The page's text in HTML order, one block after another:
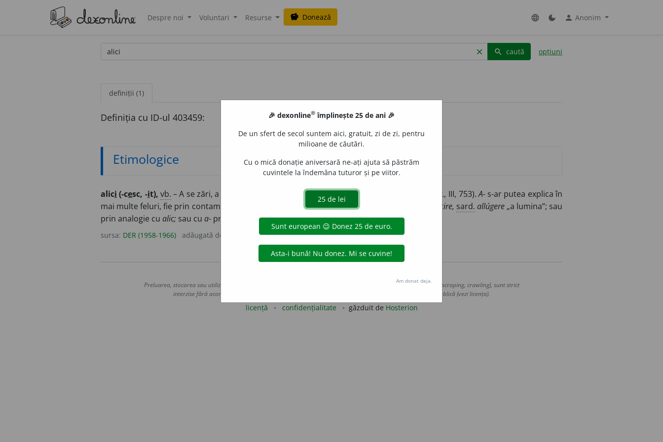
Despre noi Voluntari Resurse savings Donează language dark_mode person Anonim
clear search caută opțiuni
definiții (1)
Definiția cu ID-ul 403459:
Etimologice
alici (-cesc, -it), vb. – A se zări, a se desluși. „a se contura, a se arăta” (Capidan, Dacor., III, 753).A- s-ar putea explica în
mai multe feluri, fie prin contaminarea cu
(REW 370; DAR; Candrea), llocire, sard. allúgere„a lumina”; sau
prin analogie cu alic; sau cu a- protetic, frecvent în mai multeder.verbale.
sursa: DER (1958-1966) adăugată de acțiuni
Preluarea, stocarea sau utilizarea datelor de pe acest site, inclusiv prin orice metode de extragere automată (web scraping, crawling), sunt strict
interzise fără acordul nostru prealabil scris, cu excepția seturilor de date oferite oficial spre utilizare publică (vezi licența).
licență confidențialitate găzduit de Hosterion
🎉 dexonline® împlinește 25 de ani 🎉
De un sfert de secol suntem aici, gratuit, zi de zi, pentru
milioane de căutări.
Cu o mică donație aniversară ne-ați ajuta să păstrăm
cuvintele la îndemâna tuturor și pe viitor.
Am donat deja.